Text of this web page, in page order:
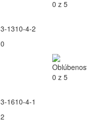
3-1310-4-2
0
3-1610-4-1
2